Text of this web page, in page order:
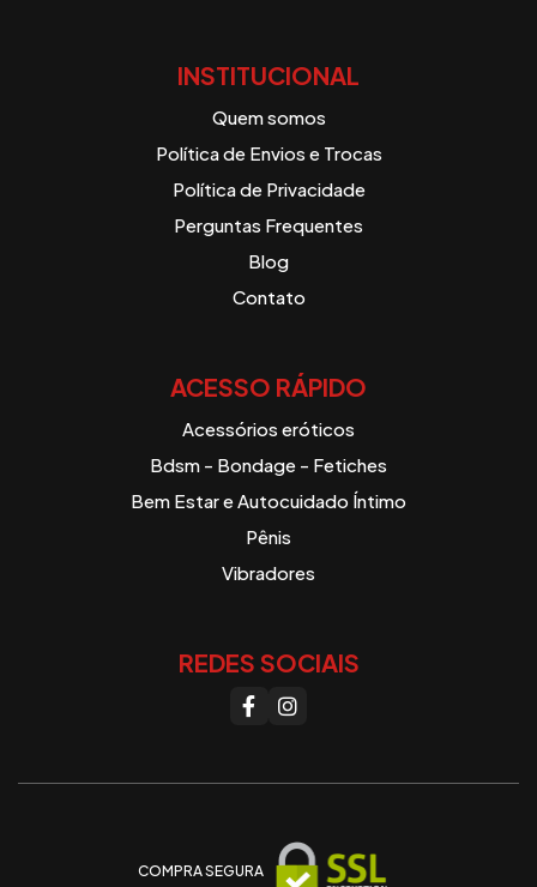
INSTITUCIONAL
Quem somos
Política de Envios e Trocas
Política de Privacidade
Perguntas Frequentes
Blog
Contato
ACESSO RÁPIDO
Acessórios eróticos
Bdsm - Bondage - Fetiches
Bem Estar e Autocuidado Íntimo
Pênis
Vibradores
REDES SOCIAIS
COMPRA SEGURA